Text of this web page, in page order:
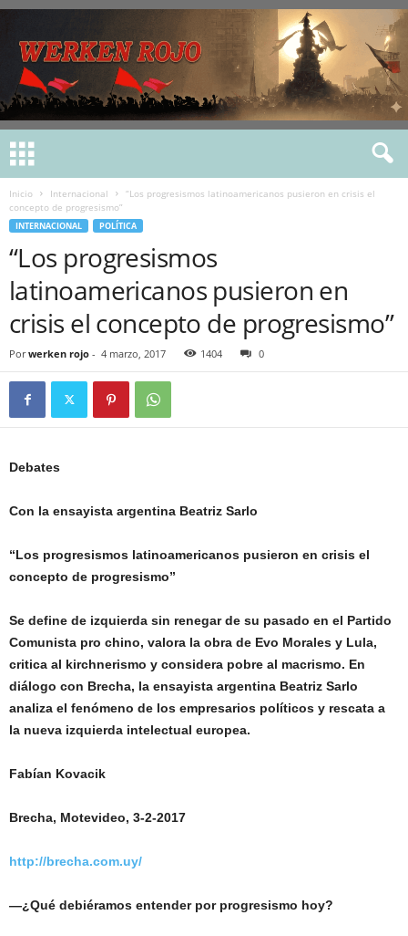
Inicio Internacional
“Los progresismos latinoamericanos pusieron en crisis el
concepto de progresismo”
INTERNACIONAL POLÍTICA
“Los progresismos
latinoamericanos pusieron en
crisis el concepto de progresismo”
Por werken rojo - 4 marzo, 2017 1404 0
Debates
Con la ensayista argentina Beatriz Sarlo
“Los progresismos latinoamericanos pusieron en crisis el
concepto de progresismo”
Se define de izquierda sin renegar de su pasado en el Partido
Comunista pro chino, valora la obra de Evo Morales y Lula,
critica al kirchnerismo y considera pobre al macrismo. En
diálogo con Brecha, la ensayista argentina Beatriz Sarlo
analiza el fenómeno de los empresarios políticos y rescata a
la nueva izquierda intelectual europea.
Fabían Kovacik
Brecha, Motevideo, 3-2-2017
http://brecha.com.uy/
—¿Qué debiéramos entender por progresismo hoy?